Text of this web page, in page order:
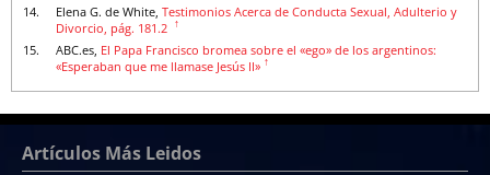
14. Elena G. de White, Testimonios Acerca de Conducta Sexual, Adulterio y
Divorcio, pág. 181.2 ↑
15. ABC.es, El Papa Francisco bromea sobre el «ego» de los argentinos:
«Esperaban que me llamase Jesús II» ↑
Artículos Más Leidos